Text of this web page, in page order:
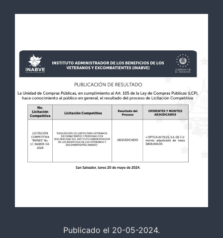
Publicado el 20-05-2024.